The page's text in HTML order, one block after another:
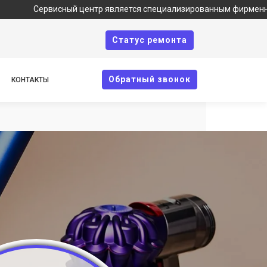
центр является специализированным фирменным
Cтатус ремонта
КОНТАКТЫ Oбратный звонок